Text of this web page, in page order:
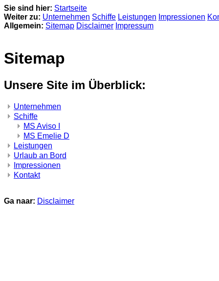
Sie sind hier: Startseite
Weiter zu: Unternehmen Schiffe Leistungen Impressionen
Allgemein: Sitemap Disclaimer Impressum
Sitemap
Unsere Site im Überblick:
Unternehmen
Schiffe
MS Aviso I
MS Emelie D
Leistungen
Urlaub an Bord
Impressionen
Kontakt
Ga naar: Disclaimer